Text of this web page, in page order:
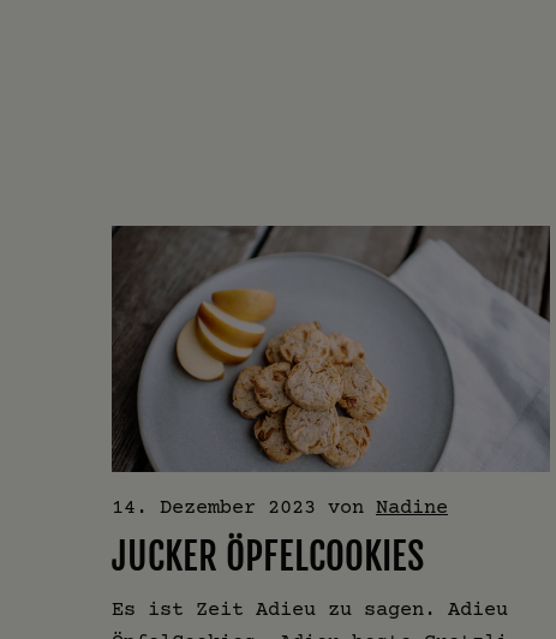
14. Dezember 2023 von Nadine
JUCKER ÖPFELCOOKIES
Es ist Zeit Adieu zu sagen. Adieu